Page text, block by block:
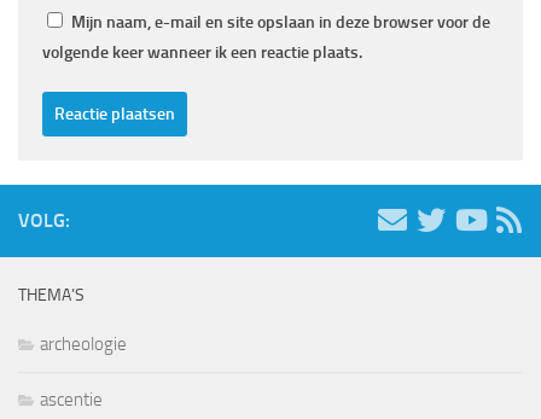
Mijn naam, e-mail en site opslaan in deze browser voor de
volgende keer wanneer ik een reactie plaats.
VOLG:
THEMA’S
archeologie
ascentie